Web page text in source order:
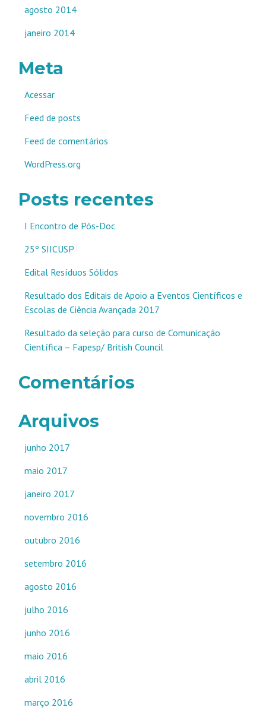
agosto 2014
janeiro 2014
Meta
Acessar
Feed de posts
Feed de comentários
WordPress.org
Posts recentes
I Encontro de Pós-Doc
25º SIICUSP
Edital Resíduos Sólidos
Resultado dos Editais de Apoio a Eventos Científicos e
Escolas de Ciência Avançada 2017
Resultado da seleção para curso de Comunicação
Científica – Fapesp/ British Council
Comentários
Arquivos
junho 2017
maio 2017
janeiro 2017
novembro 2016
outubro 2016
setembro 2016
agosto 2016
julho 2016
junho 2016
maio 2016
abril 2016
março 2016